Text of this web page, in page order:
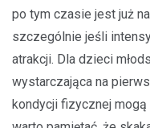
po tym czasie jest już
szczególnie jeśli
atrakcji. Dla dzieci
wystarczająca na
kondycji fizycznej